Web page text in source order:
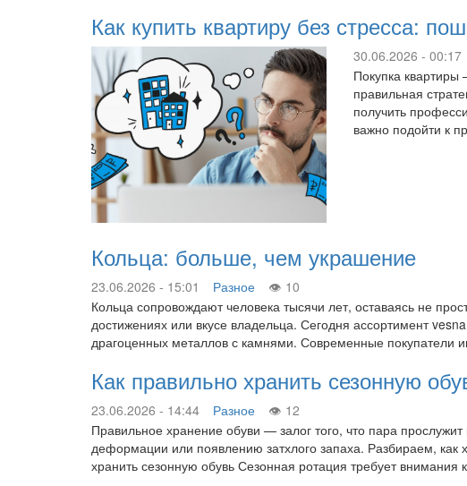
Как купить квартиру без стресса:
30.06.2026 - 00:17
Покупка
правильная
получить
важно подойти к
Кольца: больше, чем украшение
23.06.2026 - 15:01 Разное
10
Кольца сопровождают человека тысячи лет, оставаясь не
достижениях или вкусе владельца. Сегодня ассортимент
драгоценных металлов с камнями. Современные покупатели
Как правильно хранить сезонную
23.06.2026 - 14:44 Разное
12
Правильное хранение обуви — залог того, что пара
деформации или появлению затхлого запаха. Разбираем, как
хранить сезонную обувь Сезонная ротация требует